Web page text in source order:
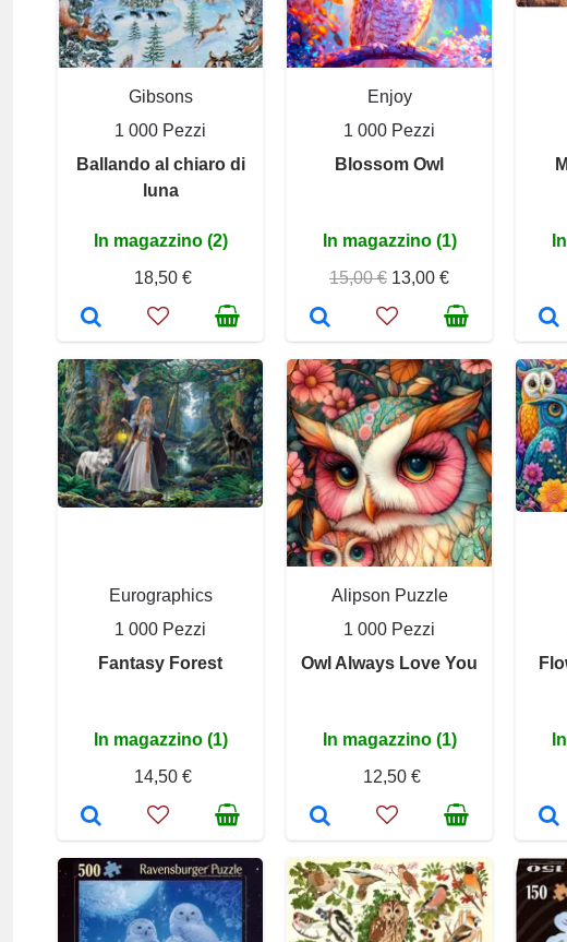
Gibsons
1 000 Pezzi
Ballando al chiaro di
luna
In magazzino (2)
18,50 €
Enjoy
1 000 Pezzi
Blossom Owl
In magazzino (1)
15,00 € 13,00 €
Eurographics
1 000 Pezzi
Fantasy Forest
In magazzino (1)
14,50 €
Alipson Puzzle
1 000 Pezzi
Owl Always Love You
In magazzino (1)
12,50 €